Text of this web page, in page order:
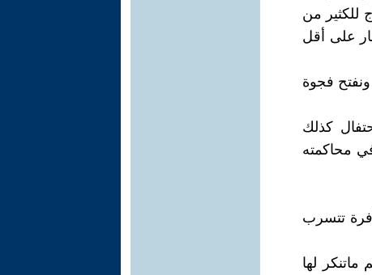
للكثير من
على أقل
فجوة
وكاحتفال كذلك
محاكمته
تتسرب
لها